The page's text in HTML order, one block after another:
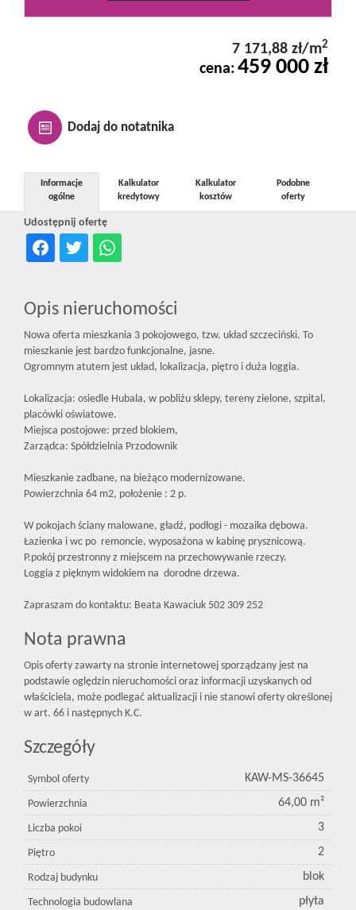
Kontakt
Notatnik
dla
7 171,88 zł/m2
cena: 459 000 zł
Dodaj do notatnika
Udostępnij ofertę
Informacje
ogólne
Kalkulator
kredytowy
Kalkulator
kosztów
Podobne
oferty
Opis nieruchomości
Nowa oferta mieszkania 3 pokojowego, tzw. układ szczeciński. To
mieszkanie jest bardzo funkcjonalne, jasne.
Ogromnym atutem jest układ, lokalizacja, piętro i duża loggia.
Lokalizacja: osiedle Hubala, w pobliżu sklepy, tereny zielone, szpital,
placówki oświatowe.
Miejsca postojowe: przed blokiem,
Zarządca: Spółdzielnia Przodownik
Mieszkanie zadbane, na bieżąco modernizowane.
Powierzchnia 64 m2, położenie : 2 p.
W pokojach ściany malowane, gładź, podłogi - mozaika dębowa.
Łazienka i wc po remoncie, wyposażona w kabinę prysznicową.
P.pokój przestronny z miejscem na przechowywanie rzeczy.
Loggia z pięknym widokiem na dorodne drzewa.
Zapraszam do kontaktu: Beata Kawaciuk 502 309 252
Nota prawna
Opis oferty zawarty na stronie internetowej sporządzany jest na
podstawie oględzin nieruchomości oraz informacji uzyskanych od
właściciela, może podlegać aktualizacji i nie stanowi oferty określonej
w art. 66 i następnych K.C.
Szczegóły
Symbol oferty KAW-MS-36645
Powierzchnia 64,00 m²
Liczba pokoi 3
Piętro 2
Rodzaj budynku blok
Technologia budowlana płyta